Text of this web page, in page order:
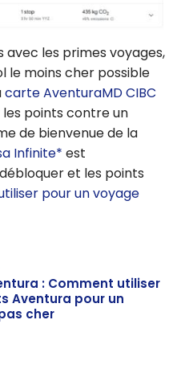
avec les primes voyages,
le moins cher possible
carte AventuraMD CIBC
points contre un
de bienvenue de la
Infinite* est
et les points
pour un voyage
: Comment utiliser
Aventura pour un
cher